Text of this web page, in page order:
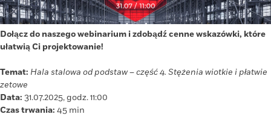
Dołącz do naszego webinarium i zdobądź cenne wskazówki, które
ułatwią Ci projektowanie!
Temat: Hala stalowa od podstaw – część 4. Stężenia wiotkie i płatwie
zetowe
Data: 31.07.2025, godz. 11:00
Czas trwania: 45 min